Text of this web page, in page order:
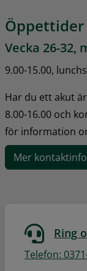
Vecka 26-32,
9.00-15.00,
Har du ett akut
8.00-16.00 och
för information
Mer
Ring
Telefon: